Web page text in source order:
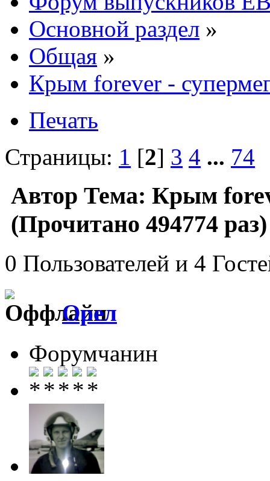
Основной раздел »
Общая »
Крым forever -
Печать
Страницы: 1 [2] 3 4 ... 74
Автор Тема: Крым
(Прочитано 494774 раз)
0 Пользователей и 4
Орел
Форумчанин